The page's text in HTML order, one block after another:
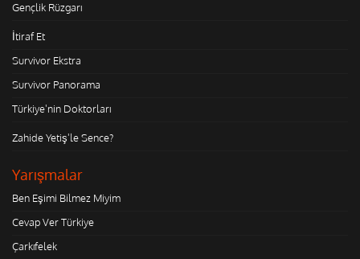
Gençlik Rüzgarı
İtiraf Et
Survivor Ekstra
Survivor Panorama
Türkiye'nin Doktorları
Zahide Yetiş'le Sence?
Yarışmalar
Ben Eşimi Bilmez Miyim
Cevap Ver Türkiye
Çarkıfelek